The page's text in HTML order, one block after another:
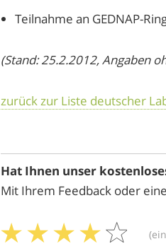
Teilnahme an GEDNAP-
(Stand: 25.2.2012, Angaben
zurück zur Liste deutscher
Hat Ihnen unser
Mit Ihrem Feedback oder